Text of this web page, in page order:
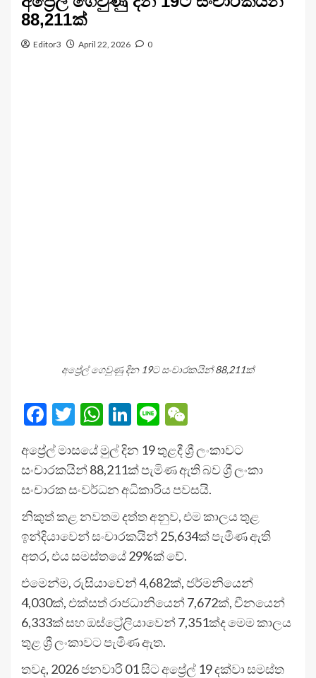
88,211ක්
Editor3 April 22, 2026 0
අප්‍රේල් ගෙවුණු දින 19ට සංචාරකයින් 88,211ක්
Facebook
Twitter
WhatsApp
LinkedIn
Line
අප්‍රේල් මාසයේ මුල් දින 19 තුළදී ශ්‍රී ලංකාවට
සංචාරකයින් 88,211ක් පැමිණ ඇති බව ශ්‍රී ලංකා
සංචාරක සංවර්ධන අධිකාරිය පවසයි.
නිකුත් කළ නවතම දත්ත අනුව, එම කාලය තුළ
ඉන්දියාවෙන් සංචාරකයින් 25,634ක් පැමිණ ඇති
අතර, එය සමස්තයේ 29%ක් වේ.
එමෙන්ම, රුසියාවෙන් 4,682ක්, ජර්මනියෙන්
4,030ක්, එක්සත් රාජධානියෙන් 7,672ක්, චීනයෙන්
6,333ක් සහ ඔස්ට්‍රේලියාවෙන් 7,351ක්ද මෙම කාලය
තුළ ශ්‍රී ලංකාවට පැමිණ ඇත.
තවද, 2026 ජනවාරි 01 සිට අප්‍රේල් 19 දක්වා සමස්ත